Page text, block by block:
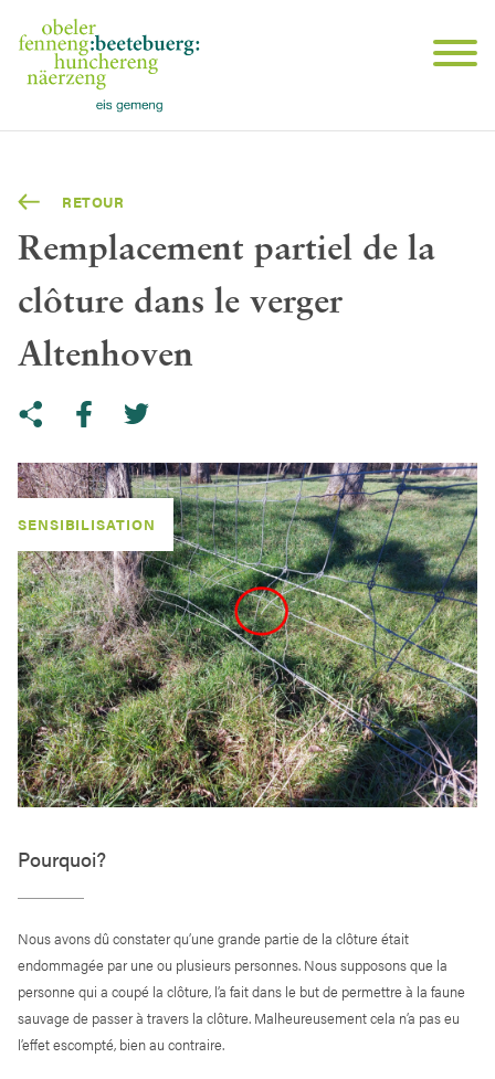
RETOUR
Remplacement partiel de la
clôture dans le verger
Altenhoven
Share on facebook
SENSIBILISATION
Pourquoi?
Nous avons dû constater qu’une grande partie de la clôture était
endommagée par une ou plusieurs personnes. Nous supposons que la
personne qui a coupé la clôture, l’a fait dans le but de permettre à la faune
sauvage de passer à travers la clôture. Malheureusement cela n’a pas eu
l’effet escompté, bien au contraire.